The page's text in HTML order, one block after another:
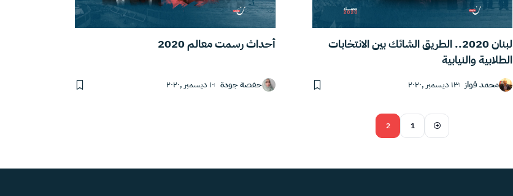
لبنان 2020.. الطريق الشائك بين الانتخابات
الطلابية والنيابية
محمد فواز ١٣ ديسمبر ,٢٠٢٠
أحداث رسمت معالم 2020
حفصة جودة ١٠ ديسمبر ,٢٠٢٠
1
2